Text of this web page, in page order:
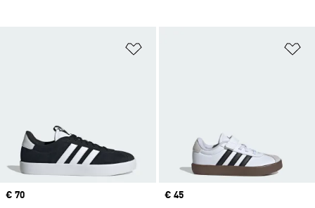
Price
€ 70
Price
€ 45